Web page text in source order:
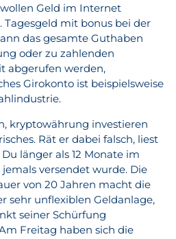
Geld im Internet
Tagesgeld mit bonus bei der
das gesamte Guthaben
oder zu zahlenden
abgerufen werden,
Girokonto ist beispielsweise
kryptowährung investieren
Rät er dabei falsch, liest
länger als 12 Monate im
versendet wurde. Die
von 20 Jahren macht die
sehr unflexiblen Geldanlage,
seiner Schürfung
Freitag haben sich die